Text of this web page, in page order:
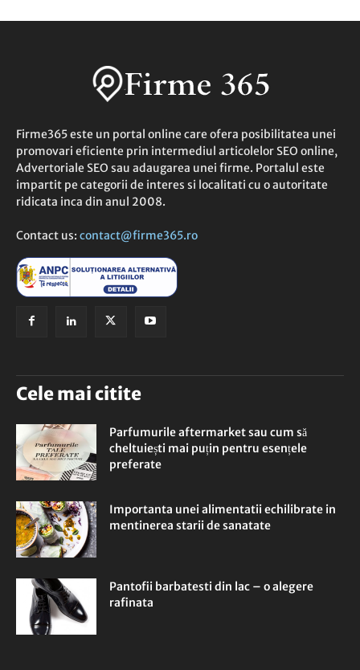
Firme365 este un portal online care ofera posibilitatea unei
promovari eficiente prin intermediul articolelor SEO online,
Advertoriale SEO sau adaugarea unei firme. Portalul este
impartit pe categorii de interes si localitati cu o autoritate
ridicata inca din anul 2008.
Contact us: contact@firme365.ro
Cele mai citite
Parfumurile aftermarket sau cum să
cheltuiești mai puțin pentru esențele
preferate
Importanta unei alimentatii echilibrate in
mentinerea starii de sanatate
Pantofii barbatesti din lac – o alegere
rafinata